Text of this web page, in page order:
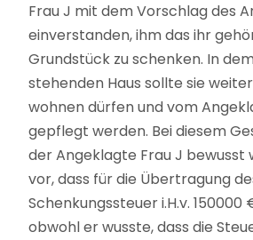
Frau J mit dem Vorschlag des
einverstanden, ihm das ihr
Grundstück zu schenken. In
stehenden Haus sollte sie
wohnen dürfen und vom
gepflegt werden. Bei diesem
der Angeklagte Frau J bewusst
vor, dass für die Übertragung
Schenkungssteuer i.H.v.
obwohl er wusste, dass die